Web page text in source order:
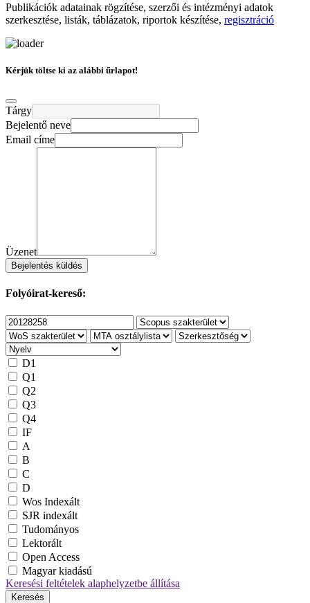
Publikációk adatainak rögzítése, szerzői és intézményi adatok
szerkesztése, listák, táblázatok, riportok készítése, regisztráció
Kérjük töltse ki az alábbi űrlapot!
Tárgy
Bejelentő neve
Email címe
Üzenet
Bejelentés küldés
Folyóirat-kereső:
D1
Q1
Q2
Q3
Q4
IF
A
B
C
D
Wos Indexált
SJR indexált
Tudományos
Lektorált
Open Access
Magyar kiadású
Keresési feltételek alaphelyzetbe állítása
Keresés